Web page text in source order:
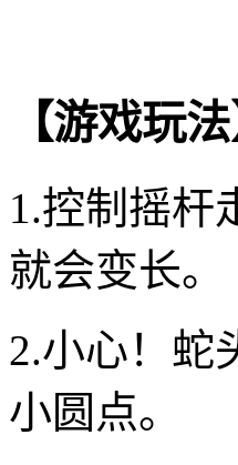
【游戏玩法
1.控制摇杆
就会变长。
2.小心！蛇
小圆点。